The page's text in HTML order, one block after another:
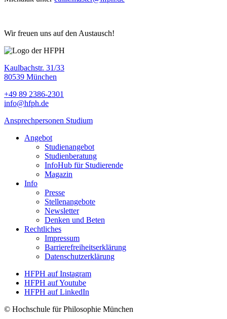
Wir freuen uns auf den Austausch!
Kaulbachstr. 31/33
80539 München
+49 89 2386-2301
info@hfph.de
Ansprechpersonen Studium
Angebot
Studienangebot
Studien­beratung
InfoHub für Studierende
Magazin
Info
Presse
Stellenangebote
Newsletter
Denken und Beten
Rechtliches
Impressum
Barrierefreiheitserklärung
Datenschutzerklärung
HFPH auf Instagram
HFPH auf Youtube
HFPH auf LinkedIn
© Hochschule für Philosophie München